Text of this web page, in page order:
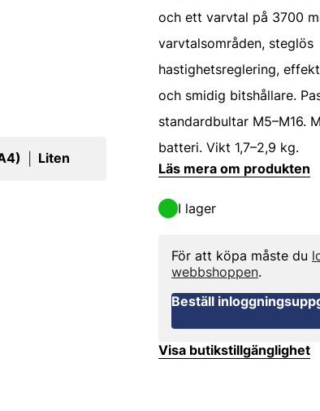
Liten
och ett varvtal på 3700
varvtalsområden, steglös
hastighetsreglering,
och smidig bitshållare.
standardbultar M5–M16.
batteri. Vikt 1,7–2,9 kg.
Läs mera om produkten
I lager
För att köpa måste du
webbshoppen.
Beställ
Visa butikstillgänglighet